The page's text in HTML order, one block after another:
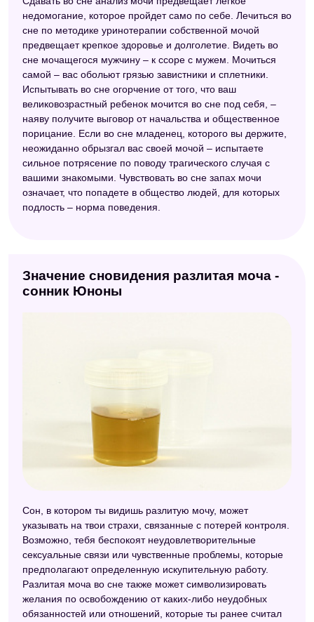
Большой сонник (Наталья Степанова)
Сонник 2012
Мусульманский сонник
Сонник вещих снов
Новейший сонник
Сонник толкователь снов
недомогание, которое пройдет само по себе. Лечиться во
сне по методике уринотерапии собственной мочой
предвещает крепкое здоровье и долголетие. Видеть во
сне мочащегося мужчину – к ссоре с мужем. Мочиться
самой – вас обольют грязью завистники и сплетники.
Испытывать во сне огорчение от того, что ваш
великовозрастный ребенок мочится во сне под себя, –
наяву получите выговор от начальства и общественное
порицание. Если во сне младенец, которого вы держите,
неожиданно обрызгал вас своей мочой – испытаете
сильное потрясение по поводу трагического случая с
вашими знакомыми. Чувствовать во сне запах мочи
означает, что попадете в общество людей, для которых
подлость – норма поведения.
Значение сновидения разлитая моча -
сонник Юноны
Сон, в котором ты видишь разлитую мочу, может
указывать на твои страхи, связанные с потерей контроля.
Возможно, тебя беспокоят неудовлетворительные
сексуальные связи или чувственные проблемы, которые
предполагают определенную искупительную работу.
Разлитая моча во сне также может символизировать
желания по освобождению от каких-либо неудобных
обязанностей или отношений, которые ты ранее считал